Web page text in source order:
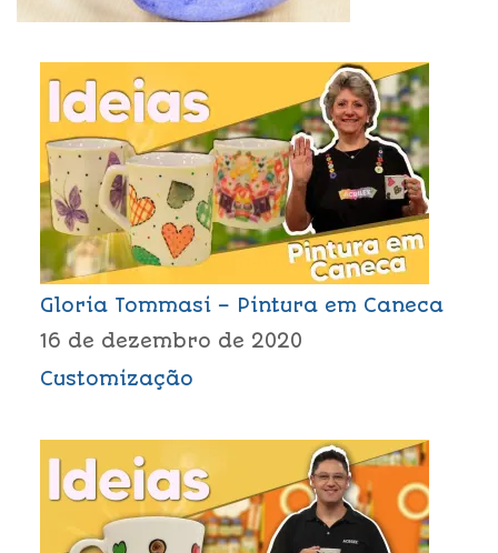
Gloria Tommasi – Pintura em Caneca
16 de dezembro de 2020
Customização